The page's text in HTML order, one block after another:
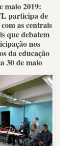
maio 2019:
participa de
as centrais
que debatem
nos
da educação
30 de maio